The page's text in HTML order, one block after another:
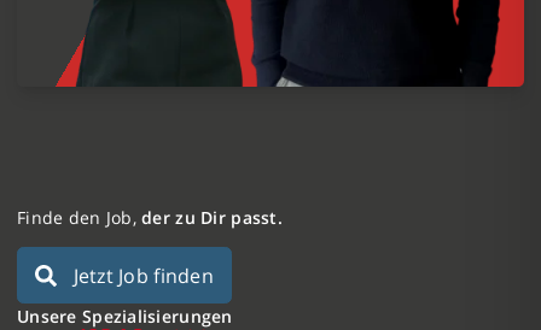
Finde den Job,der zu Dir passt.
Jetzt Job finden
Unsere Spezialisierungen